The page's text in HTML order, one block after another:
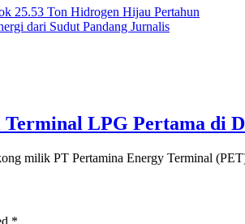
25.53 Ton Hidrogen Hijau Pertahun
dari Sudut Pandang Jurnalis
LPG Pertama di
milik PT Pertamina Energy Terminal
*